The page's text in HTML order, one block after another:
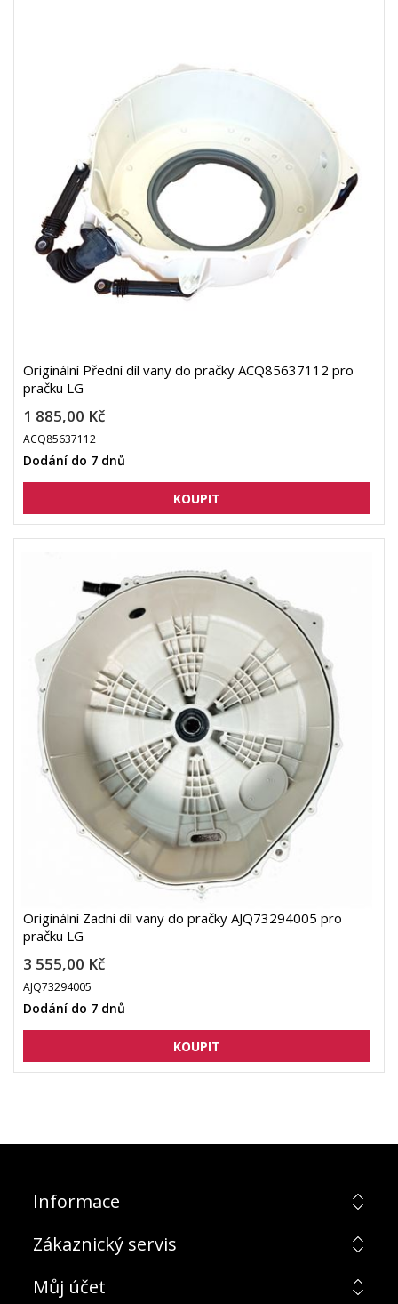
Originální Přední díl vany do pračky ACQ85637112 pro
pračku LG
1 885,00 Kč
ACQ85637112
Dodání do 7 dnů
Originální Zadní díl vany do pračky AJQ73294005 pro
pračku LG
3 555,00 Kč
AJQ73294005
Dodání do 7 dnů
Informace
Zákaznický servis
Můj účet